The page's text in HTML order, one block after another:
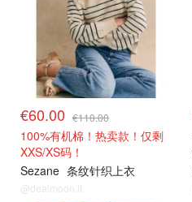
€60.00 €110.00
100%有机棉！热卖款！仅剩
XXS/XS码！
Sezane 条纹针织上衣
@dealmoon.it